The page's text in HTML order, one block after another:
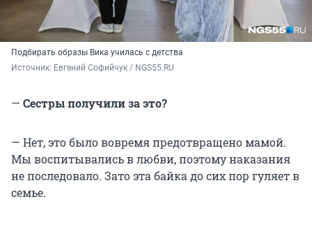
Подбирать образы Вика училась с детства
Источник: Евгений Софийчук / NGS55.RU
— Сестры получили за это?
— Нет, это было вовремя предотвращено мамой.
Мы воспитывались в любви, поэтому наказания
не последовало. Зато эта байка до сих пор гуляет в
семье.